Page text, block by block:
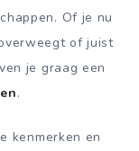
Of je nu
of juist
je graag een
.
kenmerken en